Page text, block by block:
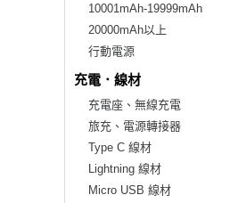
10001mAh-19999mAh
20000mAh以上
行動電源
充電．線材
充電座、無線充電
旅充、電源轉接器
Type C 線材
Lightning 線材
Micro USB 線材